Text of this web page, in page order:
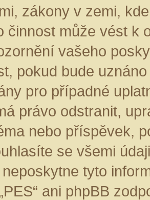
zákony v zemi,
činnost může vést k
vašeho
pokud bude
pro případné
právo odstranit,
nebo příspěvek,
se všemi
tyto
ani phpBB